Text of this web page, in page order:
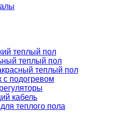
теплый пол
теплый пол
теплый пол
с подогревом
кабель
теплого пола